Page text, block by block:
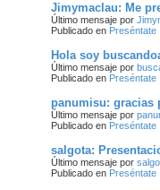
Jimymaclau: Me
Último mensaje por
Publicado en Preséntate
Hola soy
Último mensaje por
Publicado en Preséntate
panumisu: gracias
Último mensaje por
Publicado en Preséntate
salgota:
Último mensaje por
Publicado en Preséntate